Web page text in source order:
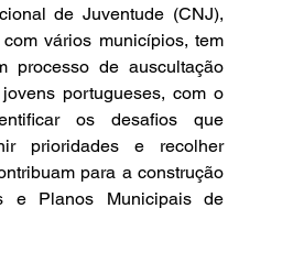
de Juventude (CNJ),
vários municípios, tem
processo de auscultação
portugueses, com o
os desafios que
prioridades e recolher
para a construção
e Planos Municipais de